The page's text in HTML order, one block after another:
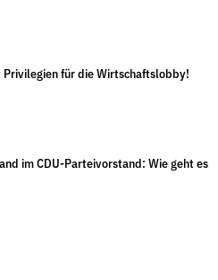
Privilegien für die Wirtschaftslobby!
im CDU-Parteivorstand: Wie geht es